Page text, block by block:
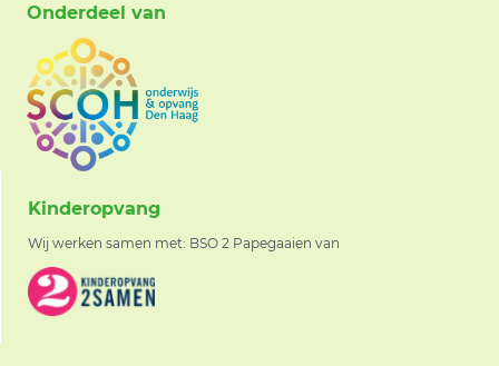
Onderdeel van
Kinderopvang
Wij werken samen met: BSO 2 Papegaaien van